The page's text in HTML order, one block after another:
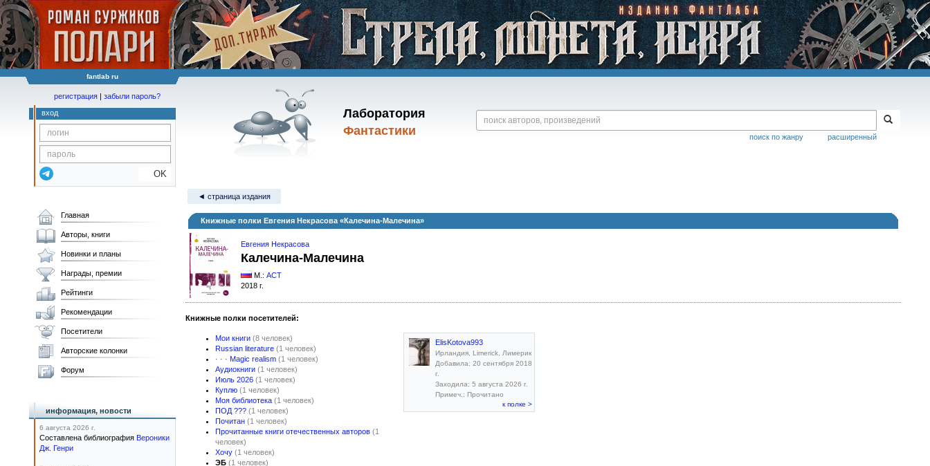
fantlab ru
Лаборатория
Фантастики
расширенный
поиск по жанру
регистрация | забыли пароль?
вход
OK
◄ страница издания
Книжные полки Евгения Некрасова «Калечина-Малечина»
Евгения Некрасова
Калечина-Малечина
М.: АСТ
2018 г.
Книжные полки посетителей:
Мои книги (8 человек)
Russian literature (1 человек)
· · · Magic realism (1 человек)
Аудиокниги (1 человек)
Июль 2026 (1 человек)
Куплю (1 человек)
Моя библиотека (1 человек)
ПОД ??? (1 человек)
Почитан (1 человек)
Прочитанные книги отечественных авторов (1
человек)
Хочу (1 человек)
ЭБ (1 человек)
ElisKotova993
Ирландия, Limerick, Лимерик
Добавила: 20 сентября 2018
г.
Заходила: 5 августа 2026 г.
Примеч.: Прочитано
к полке >
Главная
Авторы, книги
Новинки и планы
Награды, премии
Рейтинги
Рекомендации
Посетители
Авторские колонки
Форум
информация, новости
6 августа 2026 г.
Составлена библиография Вероники
Дж. Генри